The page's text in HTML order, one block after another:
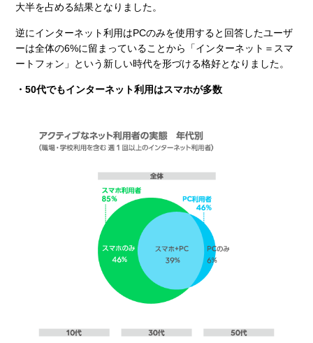
大半を占める結果となりました。
逆にインターネット利用はPCのみを使用すると回答したユーザ
ーは全体の6%に留まっていることから「インターネット＝スマ
ートフォン」という新しい時代を形づける格好となりました。
・50代でもインターネット利用はスマホが多数